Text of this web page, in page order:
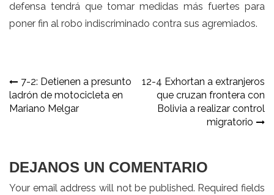
defensa tendrá que tomar medidas más fuertes para
poner fin al robo indiscriminado contra sus agremiados.
Navegación
de
7-2: Detienen a presunto
ladrón de motocicleta en
Mariano Melgar
12-4 Exhortan a extranjeros
que cruzan frontera con
Bolivia a realizar control
migratorio
DEJANOS UN COMENTARIO
Your email address will not be published. Required fields